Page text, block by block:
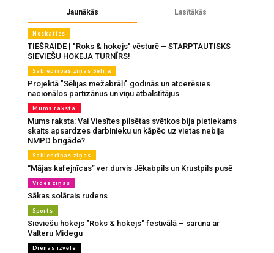
Jaunākās Lasītākās
Noskaties
TIEŠRAIDE | "Roks & hokejs" vēsturē – STARPTAUTISKS
SIEVIEŠU HOKEJA TURNĪRS!
Sabiedrības ziņas Sēlijā
Projektā "Sēlijas mežabrāļi" godinās un atcerēsies
nacionālos partizānus un viņu atbalstītājus
Mums raksta
Mums raksta: Vai Viesītes pilsētas svētkos bija pietiekams
skaits apsardzes darbinieku un kāpēc uz vietas nebija
NMPD brigāde?
Sabiedrības ziņas
“Mājas kafejnīcas” ver durvis Jēkabpils un Krustpils pusē
Vides ziņas
Sākas solārais rudens
Sports
Sieviešu hokejs "Roks & hokejs" festivālā – saruna ar
Valteru Midegu
Dienas izvēle